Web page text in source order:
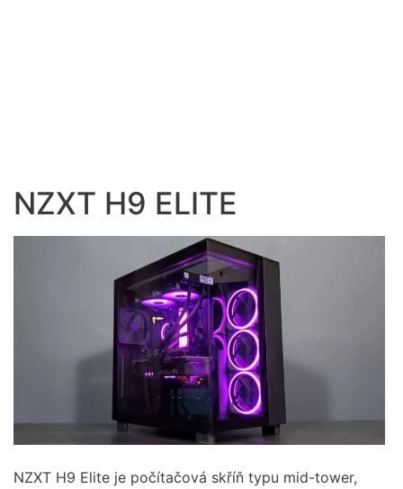
NZXT H9 ELITE
NZXT H9 Elite je počítačová skříň typu mid-tower,